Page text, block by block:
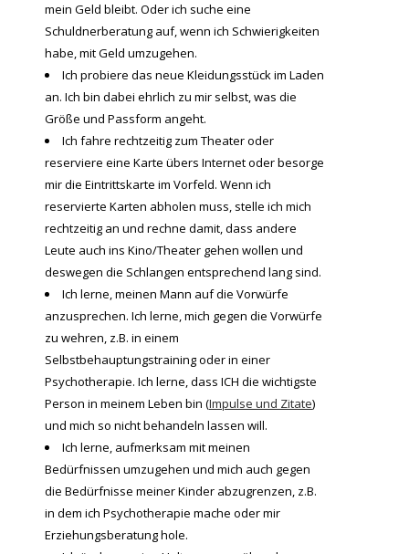
mein Geld bleibt. Oder ich suche eine
Schuldnerberatung auf, wenn ich Schwierigkeiten
habe, mit Geld umzugehen.
Ich probiere das neue Kleidungsstück im Laden
an. Ich bin dabei ehrlich zu mir selbst, was die
Größe und Passform angeht.
Ich fahre rechtzeitig zum Theater oder
reserviere eine Karte übers Internet oder besorge
mir die Eintrittskarte im Vorfeld. Wenn ich
reservierte Karten abholen muss, stelle ich mich
rechtzeitig an und rechne damit, dass andere
Leute auch ins Kino/Theater gehen wollen und
deswegen die Schlangen entsprechend lang sind.
Ich lerne, meinen Mann auf die Vorwürfe
anzusprechen. Ich lerne, mich gegen die Vorwürfe
zu wehren, z.B. in einem
Selbstbehauptungstraining oder in einer
Psychotherapie. Ich lerne, dass ICH die wichtigste
Person in meinem Leben bin (Impulse und Zitate)
und mich so nicht behandeln lassen will.
Ich lerne, aufmerksam mit meinen
Bedürfnissen umzugehen und mich auch gegen
die Bedürfnisse meiner Kinder abzugrenzen, z.B.
in dem ich Psychotherapie mache oder mir
Erziehungsberatung hole.